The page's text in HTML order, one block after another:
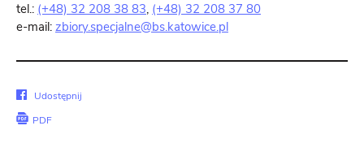
tel.: (+48) 32 208 38 83, (+48) 32 208 37 80
e-mail: zbiory.specjalne@bs.katowice.pl
Udostępnij
Facebook
Udostępnij
PDF